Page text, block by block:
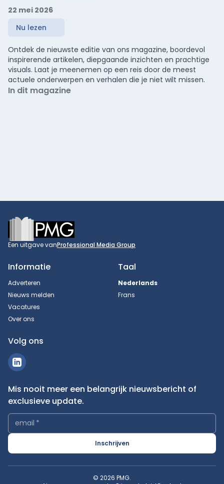
22 mei 2026
Nu lezen
Ontdek de nieuwste editie van ons magazine, boordevol
inspirerende artikelen, diepgaande inzichten en prachtige
visuals. Laat je meenemen op een reis door de meest
actuele onderwerpen en verhalen die je niet wilt missen.
In dit magazine
Footer
Een uitgave vanProfessional Media Group
Informatie
Adverteren
Nieuws melden
Vacatures
Over ons
Taal
Nederlands
Frans
Volg ons
Mis nooit meer een belangrijk nieuwsbericht of
exclusieve update.
email *
Inschrijven
© 2026 PMG.